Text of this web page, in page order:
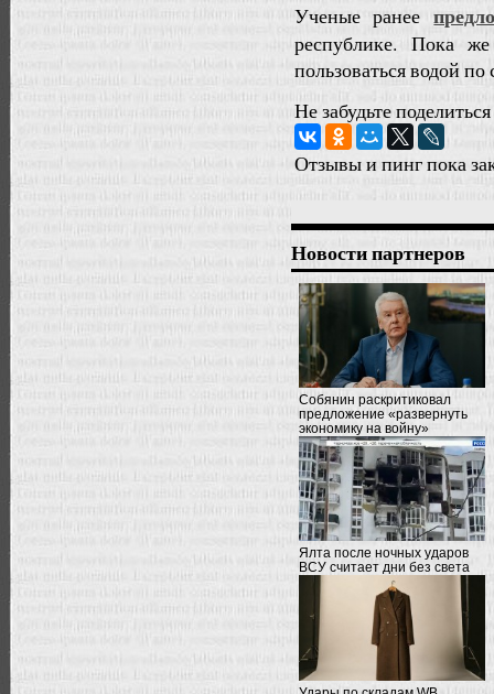
Ученые ранее
республике. Пока
пользоваться водой
Не забудьте
Отзывы и пинг пока
Новости партнеров
Собянин раскритиковал
предложение «развернуть
экономику на войну»
Ялта после ночных ударов
ВСУ считает дни без света